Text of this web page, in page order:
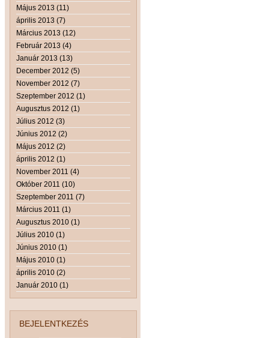
Május 2013 (11)
április 2013 (7)
Március 2013 (12)
Február 2013 (4)
Január 2013 (13)
December 2012 (5)
November 2012 (7)
Szeptember 2012 (1)
Augusztus 2012 (1)
Július 2012 (3)
Június 2012 (2)
Május 2012 (2)
április 2012 (1)
November 2011 (4)
Október 2011 (10)
Szeptember 2011 (7)
Március 2011 (1)
Augusztus 2010 (1)
Július 2010 (1)
Június 2010 (1)
Május 2010 (1)
április 2010 (2)
Január 2010 (1)
BEJELENTKEZÉS